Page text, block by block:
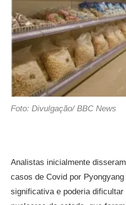
Foto: Divulgação/ BBC News
Analistas inicialmente
casos de Covid por
significativa e poderia dificultar